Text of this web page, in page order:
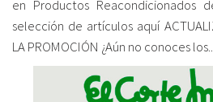
en Productos Reacondicionados
selección de artículos aquí
LA PROMOCIÓN ¿Aún no conoces